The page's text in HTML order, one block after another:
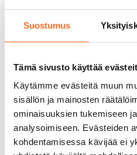
Suostumus
Tämä sivusto käyttää
Käytämme evästeitä muun
sisällön ja mainosten
ominaisuuksien tukemiseen
analysoimiseen. Evästeiden
kohdentamisessa kävijää ei
Vantaa, Martinlaakso
54 m² · 2h+k